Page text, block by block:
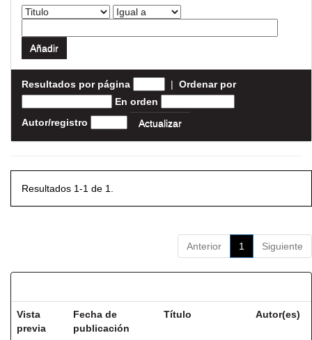
Resultados por página | Ordenar por
En orden
Autor/registro
Resultados 1-1 de 1.
Anterior 1 Siguiente
Vista
previa
Fecha de
publicación
Título Autor(es)